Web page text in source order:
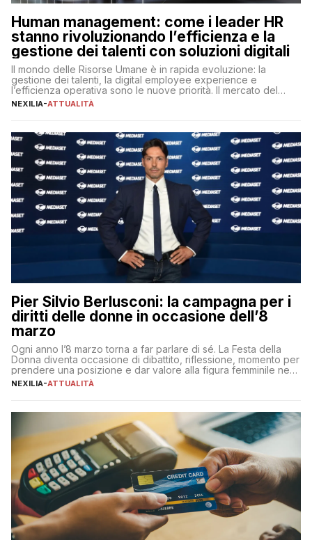
Human management: come i leader HR
stanno rivoluzionando l’efficienza e la
gestione dei talenti con soluzioni digitali
Il mondo delle Risorse Umane è in rapida evoluzione: la
gestione dei talenti, la digital employee experience e
l’efficienza operativa sono le nuove priorità. Il mercato del
lavoro, d’altra parte, è sempre più competitivo con una lotta
NEXILIA-ATTUALITÀ
Pier Silvio Berlusconi: la campagna per i
diritti delle donne in occasione dell’8
marzo
Ogni anno l’8 marzo torna a far parlare di sé. La Festa della
Donna diventa occasione di dibattito, riflessione, momento per
prendere una posizione e dar valore alla figura femminile nella
sua complessità e crucialità. A lanciare un messaggio “forte e
NEXILIA-ATTUALITÀ